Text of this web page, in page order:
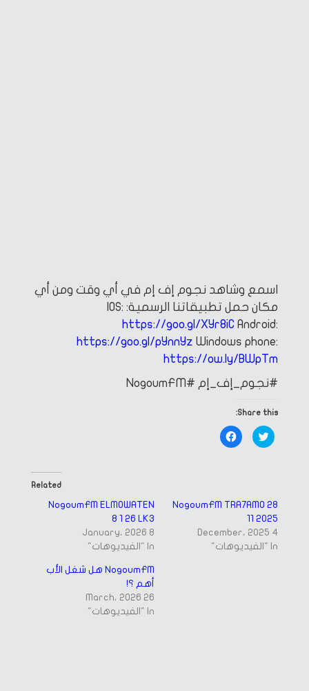
اسمع وشاهد نجوم إف إم في أي وقت ومن أي
مكان حمل تطبيقاتنا الرسمية:
https://goo.gl/XYr8iC Android:
https://goo.gl/pYnnYz Windows phone:
https://ow.ly/BWpTm
#نجوم_إف_إم #NogoumFM
Share this:
Click
to
share
window)
Click
to
window)
Related
NogoumFM ELMOWATEN
8 1 26 LK3
8 January، 2026
In "الفيديوهات"
NogoumFM TRA7AMO 28
11 2025
4 December، 2025
In "الفيديوهات"
NogoumFM هل شغل الأب
أهم ؟!
26 March، 2026
In "الفيديوهات"